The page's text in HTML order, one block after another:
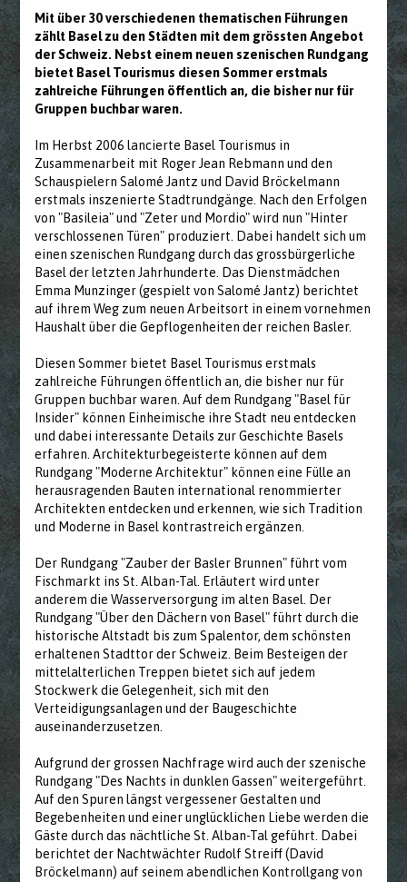
Mit über 30 verschiedenen thematischen Führungen
zählt Basel zu den Städten mit dem grössten Angebot
der Schweiz. Nebst einem neuen szenischen Rundgang
bietet Basel Tourismus diesen Sommer erstmals
zahlreiche Führungen öffentlich an, die bisher nur für
Gruppen buchbar waren.
Im Herbst 2006 lancierte Basel Tourismus in
Zusammenarbeit mit Roger Jean Rebmann und den
Schauspielern Salomé Jantz und David Bröckelmann
erstmals inszenierte Stadtrundgänge. Nach den Erfolgen
von "Basileia" und "Zeter und Mordio" wird nun "Hinter
verschlossenen Türen" produziert. Dabei handelt sich um
einen szenischen Rundgang durch das grossbürgerliche
Basel der letzten Jahrhunderte. Das Dienstmädchen
Emma Munzinger (gespielt von Salomé Jantz) berichtet
auf ihrem Weg zum neuen Arbeitsort in einem vornehmen
Haushalt über die Gepflogenheiten der reichen Basler.
Diesen Sommer bietet Basel Tourismus erstmals
zahlreiche Führungen öffentlich an, die bisher nur für
Gruppen buchbar waren. Auf dem Rundgang "Basel für
Insider" können Einheimische ihre Stadt neu entdecken
und dabei interessante Details zur Geschichte Basels
erfahren. Architekturbegeisterte können auf dem
Rundgang "Moderne Architektur" können eine Fülle an
herausragenden Bauten international renommierter
Architekten entdecken und erkennen, wie sich Tradition
und Moderne in Basel kontrastreich ergänzen.
Der Rundgang "Zauber der Basler Brunnen" führt vom
Fischmarkt ins St. Alban-Tal. Erläutert wird unter
anderem die Wasserversorgung im alten Basel. Der
Rundgang "Über den Dächern von Basel" führt durch die
historische Altstadt bis zum Spalentor, dem schönsten
erhaltenen Stadttor der Schweiz. Beim Besteigen der
mittelalterlichen Treppen bietet sich auf jedem
Stockwerk die Gelegenheit, sich mit den
Verteidigungsanlagen und der Baugeschichte
auseinanderzusetzen.
Aufgrund der grossen Nachfrage wird auch der szenische
Rundgang "Des Nachts in dunklen Gassen" weitergeführt.
Auf den Spuren längst vergessener Gestalten und
Begebenheiten und einer unglücklichen Liebe werden die
Gäste durch das nächtliche St. Alban-Tal geführt. Dabei
berichtet der Nachtwächter Rudolf Streiff (David
Bröckelmann) auf seinem abendlichen Kontrollgang von